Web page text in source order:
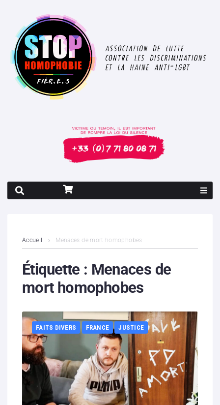
Contenus litigieux
Nous soutenir
Partenaires
Contacts
Hébergement solidaire
Accueil Menaces de mort homophobes
Étiquette : Menaces de
mort homophobes
FAITS DIVERS FRANCE JUSTICE